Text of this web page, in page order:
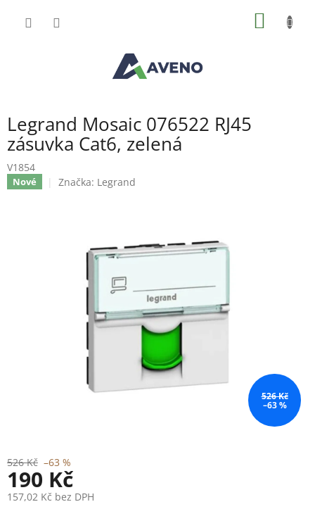
Legrand Mosaic 076522 RJ45
zásuvka Cat6, zelená
V1854
Nové Značka: Legrand
526 Kč
–63 %
526 Kč –63 %
190 Kč
157,02 Kč bez DPH